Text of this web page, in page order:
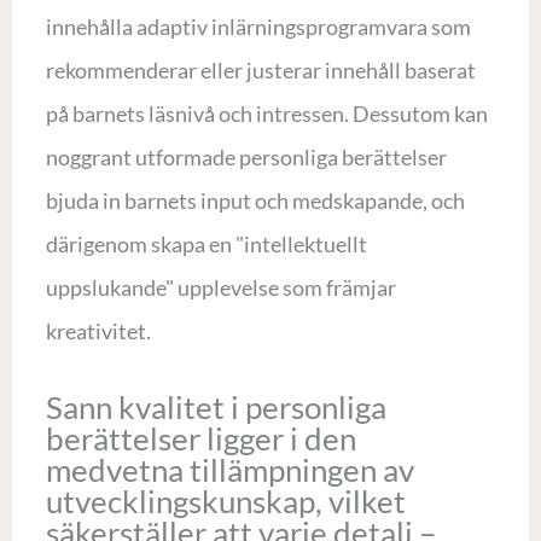
innehålla adaptiv inlärningsprogramvara som
rekommenderar eller justerar innehåll baserat
på barnets läsnivå och intressen. Dessutom kan
noggrant utformade personliga berättelser
bjuda in barnets input och medskapande, och
därigenom skapa en "intellektuellt
uppslukande" upplevelse som främjar
kreativitet.
Sann kvalitet i personliga
berättelser ligger i den
medvetna tillämpningen av
utvecklingskunskap, vilket
säkerställer att varje detalj –